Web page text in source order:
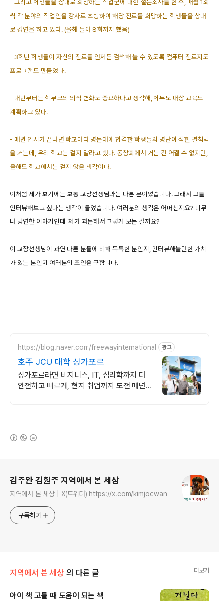
- 그리고 학생들을 상대로 희망하는 직업군에 대한 설문조사를 한 후, 매월 1회
씩 각 분야의 직업인을 강사로 초빙하여 해당 진로를 희망하는 학생들을 상대
로 강연을 하고 있다. (올해 들어 8회까지 했음)
- 3학년 학생들이 자신의 진로를 언제든 검색해 볼 수 있도록 컴퓨터 진로지도
프로그램도 만들었다.
- 내년부터는 학부모의 의식 변화도 중요하다고 생각해, 학부모 대상 교육도
계획하고 있다.
- 매년 입시가 끝나면 학교마다 명문대에 합격한 학생들의 명단이 적힌 펼침막
을 거는데, 우리 학교는 걸지 말라고 했다. 동창회에서 거는 건 어쩔 수 없지만,
올해도 학교에서는 걸지 않을 생각이다.
이처럼 제가 보기에는 보통 교장선생님과는 다른 분이었습니다. 그래서 그를
인터뷰해보고 싶다는 생각이 들었습니다. 여러분의 생각은 어떠신지요? 너무
나 당연한 이야기인데, 제가 과문해서 그렇게 보는 걸까요?
이 교장선생님이 과연 다른 분들에 비해 독특한 분인지, 인터뷰해볼만한 가치
가 있는 분인지 여러분의 조언을 구합니다.
https://blog.naver.com/freewayinternational 광고
호주 JCU 대학 싱가포르
싱가포르라면 비지니스, IT, 심리학까지 더
안전하고 빠르게, 현지 취업까지 도전 매년
김주완 김훤주 지역에서 본 세상
지역에서 본 세상 | X(트위터) https://x.com/kimjoowan
구독하기
지역에서 본 세상 의 다른 글 더보기
아이 책 고를 때 도움이 되는 책